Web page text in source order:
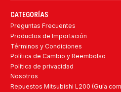
CATEGORÍAS
Preguntas Frecuentes
Productos de Importación
Términos y Condiciones
Política de Cambio y Reembolso
Política de privacidad
Nosotros
Repuestos Mitsubishi L200 (Guía